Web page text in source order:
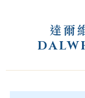
達爾